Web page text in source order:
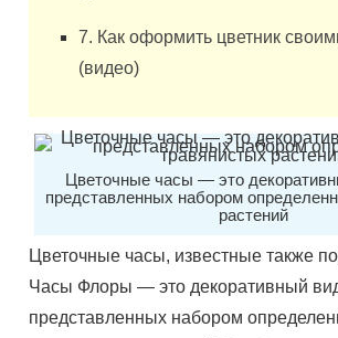
7. Как оформить цветник
(видео)
Цветочные часы — это
представленных набором
растений
Цветочные часы, известные также
Часы Флоры — это декоративный
представленных набором